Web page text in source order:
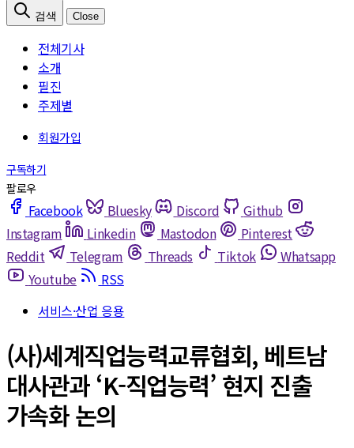
Close
전체기사
소개
필진
주제별
Facebook Bluesky Discord
Github
Instagram
Linkedin Mastodon
Pinterest
Reddit
Telegram Threads Tiktok
Whatsapp
Youtube
RSS
서비스·산업 응용
(사)세계직업능력교류협회, 베트남
대사관과 ‘K-직업능력’ 현지 진출
가속화 논의